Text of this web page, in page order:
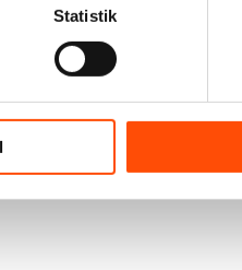
Statistik